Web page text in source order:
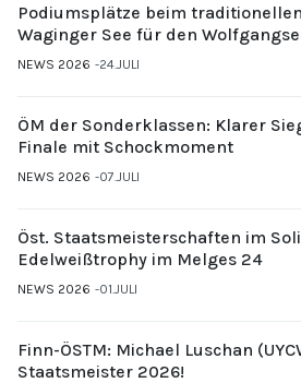
Podiumsplätze beim
Waginger See für den
NEWS 2026 24.JULI
ÖM der Sonderklassen: Klarer
Finale mit Schockmoment
NEWS 2026 07.JULI
Öst. Staatsmeisterschaften im
Edelweißtrophy im Melges 24
NEWS 2026 01.JULI
Finn-ÖSTM: Michael Luschan
Staatsmeister 2026!